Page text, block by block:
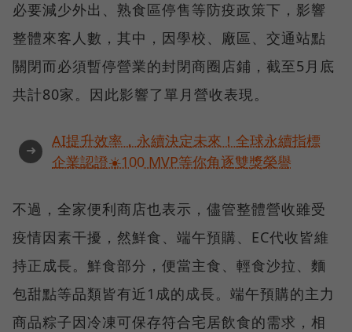
必要減少外出、熟食區停售等防疫政策下，影響
整體來客人數，其中，因學校、廠區、交通站點
關閉而必須暫停營業的封閉商圈店鋪，截至5月底
共計80家。因此影響了單月營收表現。
➜
AI提升效率，永續決定未來！全球永續指標
企業認證☀️100 MVP等你角逐雙獎榮譽
不過，全家便利商店也表示，儘管整體營收雖受
疫情因素干擾，然鮮食、端午預購、EC代收皆維
持正成長。鮮食部分，便當主食、輕食沙拉、麵
包甜點等品類皆有近1成的成長。端午預購的主力
商品粽子因冷凍可保存符合宅居飲食的需求，相